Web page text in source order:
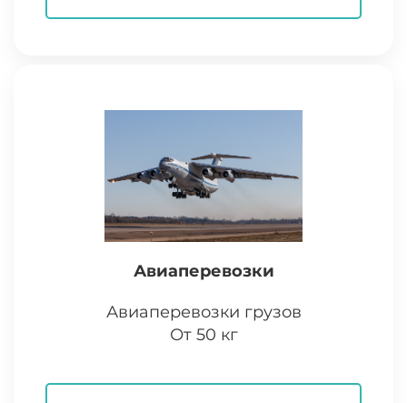
Авиаперевозки
Авиаперевозки грузов
От 50 кг